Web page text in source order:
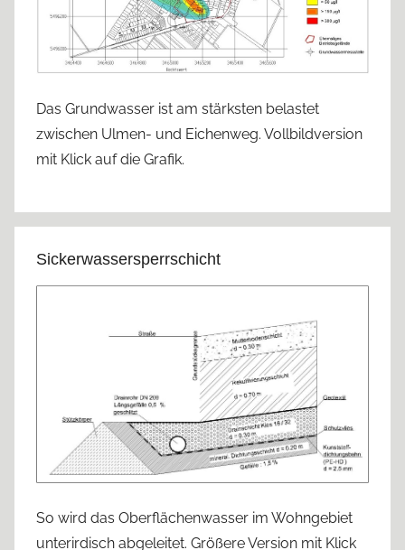
Das Grundwasser ist am stärksten belastet
zwischen Ulmen- und Eichenweg. Vollbildversion
mit Klick auf die Grafik.
Sickerwassersperrschicht
So wird das Oberflächenwasser im Wohngebiet
unterirdisch abgeleitet. Größere Version mit Klick